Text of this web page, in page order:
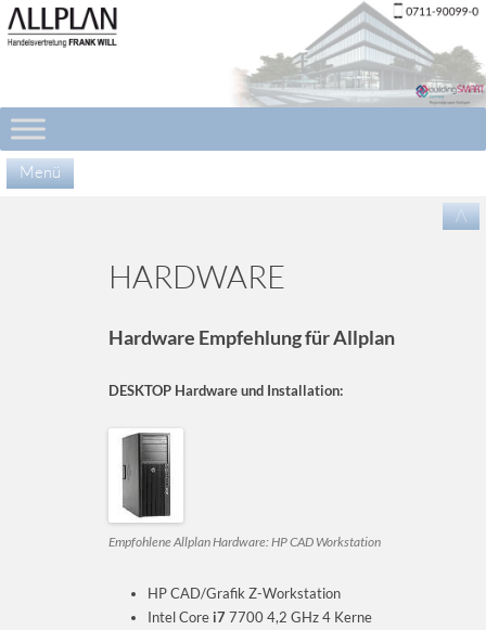
Menü
/\
HARDWARE
Hardware Empfehlung für Allplan
DESKTOP Hardware und Installation:
Empfohlene Allplan Hardware: HP CAD Workstation
HP CAD/Grafik Z-Workstation
Intel Core i7 7700 4,2 GHz 4 Kerne